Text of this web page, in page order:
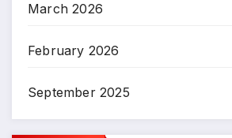
March 2026
February 2026
September 2025